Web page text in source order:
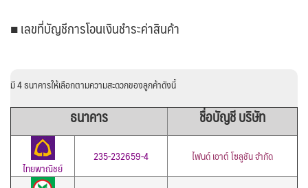
■ เลขที่บัญชีการโอนเงินชำระค่าสินค้า
มี 4 ธนาคารให้เลือกตามความสะดวกของลูกค้าดังนี้
ธนาคาร ชื่อบัญชี บริษัท
ไทยพาณิชย์
235-232659-4 ไฟนด์ เอาต์ โซลูชัน จำกัด